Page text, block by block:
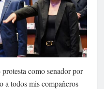
como senador por
a todos mis compañeros